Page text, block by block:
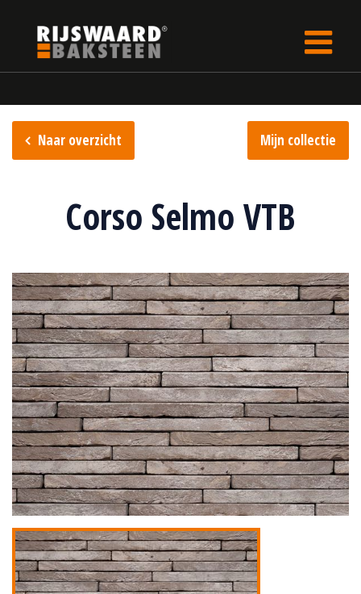
Naar overzicht Mijn collectie
Corso Selmo VTB